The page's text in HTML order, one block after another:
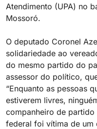
Atendimento (UPA) no
Mossoró.
O deputado Coronel
solidariedade ao
do mesmo partido do
assessor do político,
“Enquanto as pessoas
estiverem livres,
companheiro de
federal foi vítima de